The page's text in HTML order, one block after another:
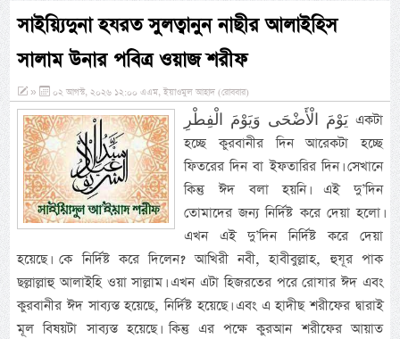
সাইয়্যিদুনা হযরত সুলত্বানুন নাছীর আলাইহিস
সালাম উনার পবিত্র ওয়াজ শরীফ
» ০২ আগস্ট, ২০২৬ ১২:০০ এএম, ইয়াওমুল আহাদ (রোববার)
يَوْمَ الْأَضْحَى وَيَوْمَ الْفِطْرِ একটা
হচ্ছে কুরবানীর দিন আরেকটা হচ্ছে
ফিতরের দিন বা ইফতারির দিন। সেখানে
কিন্তু ঈদ বলা হয়নি। এই দু’দিন
তোমাদের জন্য নির্দিষ্ট করে দেয়া হলো।
এখন এই দু’দিন নির্দিষ্ট করে দেয়া
হয়েছে। কে নির্দিষ্ট করে দিলেন? আখিরী নবী, হাবীবুল্লাহ, হুযূর পাক
ছল্লাল্লাহু আলাইহি ওয়া সাল্লাম। এখন এটা হিজরতের পরে রোযার ঈদ এবং
কুরবানীর ঈদ সাব্যস্ত হয়েছে, নির্দিষ্ট হয়েছে। এবং এ হাদীছ শরীফের দ্বারাই
মূল বিষয়টা সাব্যস্ত হয়েছে। কিন্তু এর পক্ষে কুরআন শরীফের আয়াত